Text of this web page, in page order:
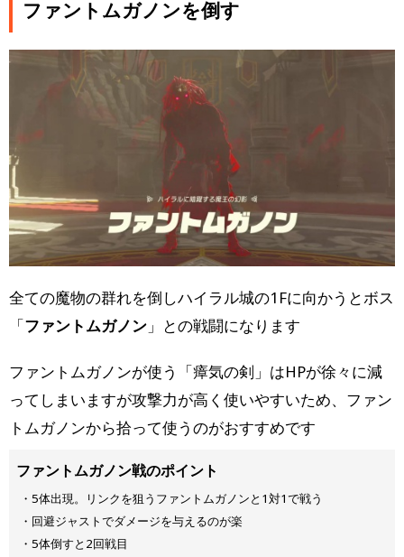
ファントムガノンを倒す
全ての魔物の群れを倒しハイラル城の1Fに向かうとボス
「ファントムガノン 」との戦闘になります
ファントムガノンが使う「瘴気の剣」はHPが徐々に減
ってしまいますが攻撃力が高く使いやすいため、ファン
トムガノンから拾って使うのがおすすめです
ファントムガノン戦のポイント
・5体出現。リンクを狙うファントムガノンと1対1で戦う
・回避ジャストでダメージを与えるのが楽
・5体倒すと2回戦目